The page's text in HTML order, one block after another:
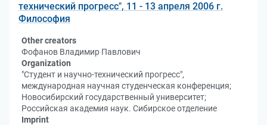
технический прогресс", 11 - 13 апреля 2006 г.
Философия
Other creators
Фофанов Владимир Павлович
Organization
"Студент и научно-технический прогресс",
международная научная студенческая конференция;
Новосибирский государственный университет;
Российская академия наук. Сибирское отделение
Imprint